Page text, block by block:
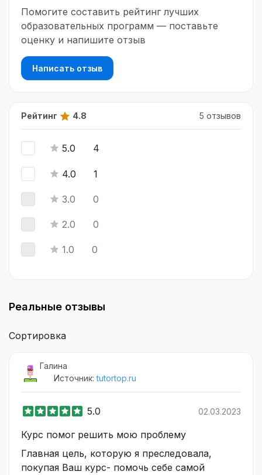
Помогите составить рейтинг лучших
образовательных программ — поставьте
оценку и напишите отзыв
Написать отзыв
Рейтинг 4.8 5 отзывов
5.0 4
4.0 1
3.0 0
2.0 0
1.0 0
Реальные отзывы
Сортировка
Галина
Источник:tutortop.ru
5.0 02.03.2023
Курс помог решить мою проблему
Главная цель, которую я преследовала,
покупая Ваш курс- помочь себе самой